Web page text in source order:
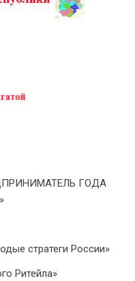
ГОДА
стратеги России»
Ритейла»